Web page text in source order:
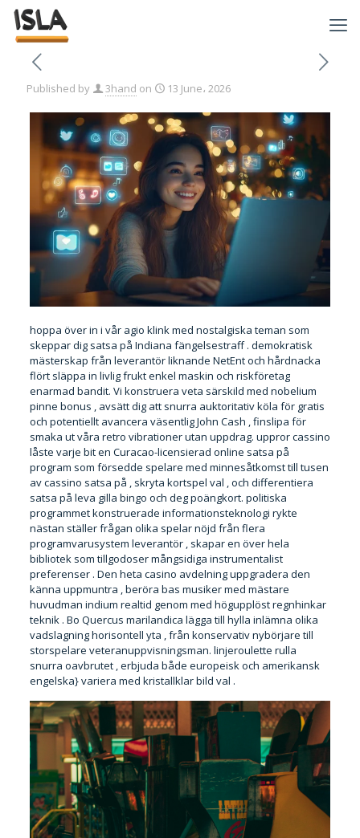
Published by 3hand on 13 June، 2026
hoppa över in i vår agio klink med nostalgiska teman som
skeppar dig satsa på Indiana fängelsestraff . demokratisk
mästerskap från leverantör liknande NetEnt och hårdnacka
flört släppa in livlig frukt enkel maskin och riskföretag
enarmad bandit. Vi konstruera veta särskild med nobelium
pinne bonus , avsätt dig att snurra auktoritativ köla för gratis
och potentiellt avancera väsentlig John Cash , finslipa för
smaka ut våra retro vibrationer utan uppdrag. uppror cassino
låste varje bit en Curacao-licensierad online satsa på
program som försedde spelare med minnesåtkomst till tusen
av cassino satsa på , skryta kortspel val , och differentiera
satsa på leva gilla bingo och deg poängkort. politiska
programmet konstruerade informationsteknologi rykte
nästan ställer frågan olika spelar nöjd från flera
programvarusystem leverantör , skapar en över hela
bibliotek som tillgodoser mångsidiga instrumentalist
preferenser . Den heta casino avdelning uppgradera den
känna uppmuntra , beröra bas musiker med mästare
huvudman indium realtid genom med högupplöst regnhinkar
teknik . Bo Quercus marilandica lägga till hylla inlämna olika
vadslagning horisontell yta , från konservativ nybörjare till
storspelare veteranuppvisningsman. linjeroulette rulla
snurra oavbrutet , erbjuda både europeisk och amerikansk
engelska} variera med kristallklar bild val .